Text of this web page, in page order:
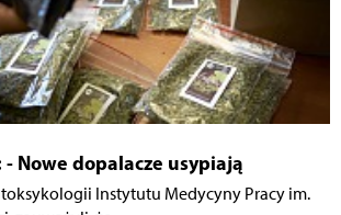
- Nowe dopalacze usypiają
toksykologii Instytutu Medycyny Pracy im.